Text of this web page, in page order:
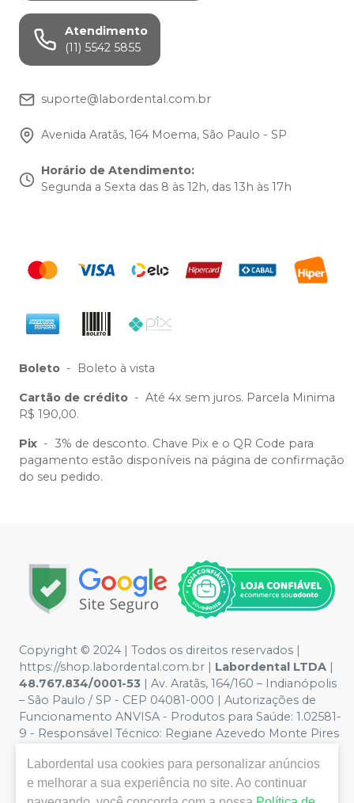
Atendimento
(11) 5542 5855
suporte@labordental.com.br
Avenida Aratãs, 164 Moema, São Paulo - SP
Horário de Atendimento:
Segunda a Sexta das 8 às 12h, das 13h às 17h
Boleto - Boleto à vista
Cartão de crédito - Até 4x sem juros. Parcela Minima
R$ 190,00.
Pix - 3% de desconto. Chave Pix e o QR Code para
pagamento estão disponíveis na página de confirmação
do seu pedido.
Copyright © 2024 | Todos os direitos reservados |
https://shop.labordental.com.br | Labordental LTDA |
48.767.834/0001-53 | Av. Aratãs, 164/160 – Indianópolis
– São Paulo / SP - CEP 04081-000 | Autorizações de
Funcionamento ANVISA - Produtos para Saúde: 1.02581-
9 - Responsável Técnico: Regiane Azevedo Monte Pires
Fotos meramente ilustrativas - Os preços e condições
da loja virtual estão sujeitos a alterações. Em caso de
divergência de preços no site, o valor válido é o do
Labordental usa cookies para personalizar anúncios
e melhorar a sua experiência no site. Ao continuar